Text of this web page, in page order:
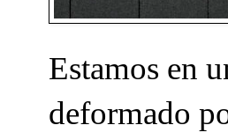
Estamos en
deformado